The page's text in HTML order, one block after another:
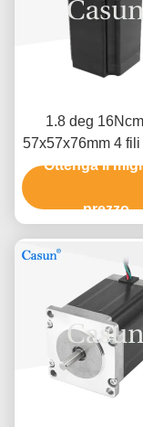
1.8 deg
57x57x76mm 4 fili
passo Nema
Ottenga il
prezzo